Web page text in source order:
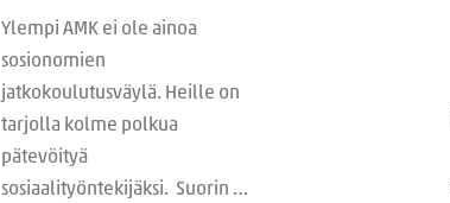
Ylempi AMK ei ole ainoa
sosionomien
jatkokoulutusväylä. Heille on
tarjolla kolme polkua
pätevöityä
sosiaalityöntekijäksi. Suorin …